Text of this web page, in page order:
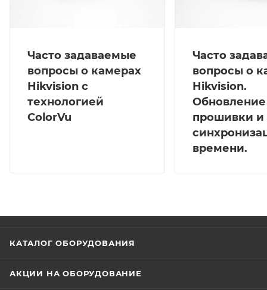
Часто задаваемые
вопросы о камерах
Hikvision с
технологией
ColorVu
Часто
вопросы о
Hikvision.
Обновление
прошивки и
времени.
КАТАЛОГ ОБОРУДОВАНИЯ
АКЦИИ НА ОБОРУДОВАНИЕ